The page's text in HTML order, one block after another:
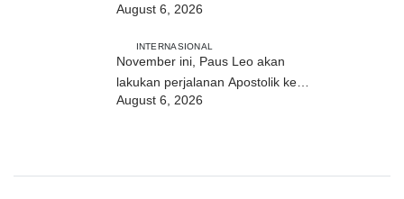
pangan akut
August 6, 2026
INTERNASIONAL
November ini, Paus Leo akan
lakukan perjalanan Apostolik ke
Uruguay, Argentina, dan Peru
August 6, 2026